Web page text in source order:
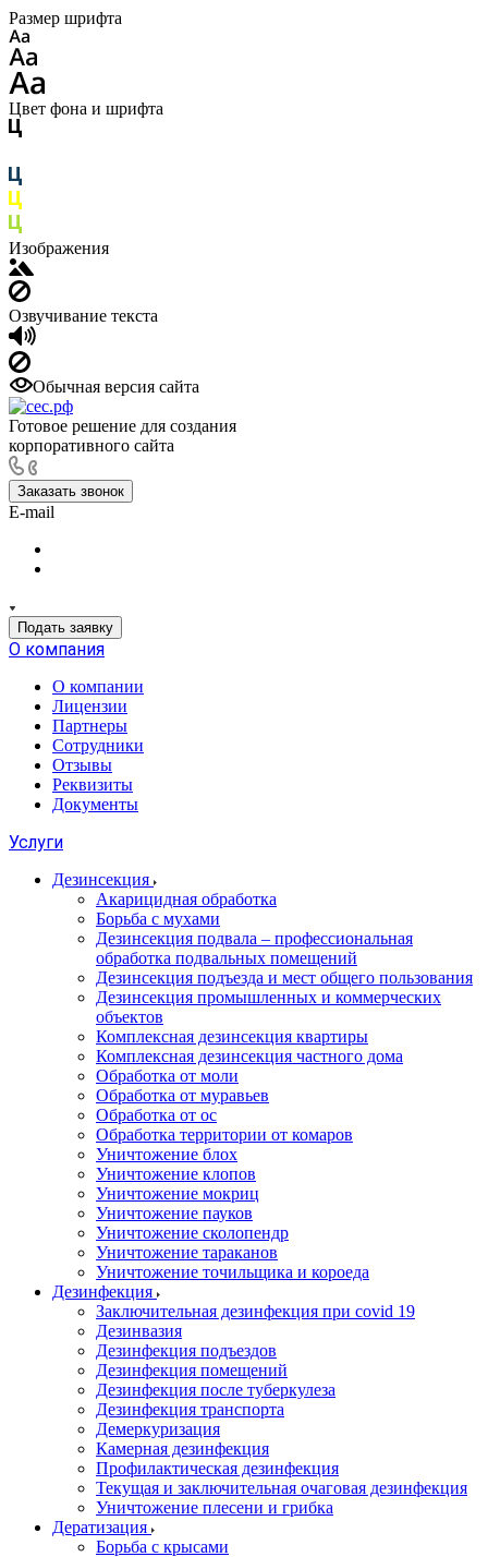
Размер шрифта
Цвет фона и шрифта
Изображения
Озвучивание текста
Обычная версия сайта
Готовое решение для создания
корпоративного сайта
Заказать звонок
E-mail
Подать заявку
О компания
О компании
Лицензии
Партнеры
Сотрудники
Отзывы
Реквизиты
Документы
Услуги
Дезинсекция
Акарицидная обработка
Борьба с мухами
Дезинсекция подвала – профессиональная
обработка подвальных помещений
Дезинсекция подъезда и мест общего пользования
Дезинсекция промышленных и коммерческих
объектов
Комплексная дезинсекция квартиры
Комплексная дезинсекция частного дома
Обработка от моли
Обработка от муравьев
Обработка от ос
Обработка территории от комаров
Уничтожение блох
Уничтожение клопов
Уничтожение мокриц
Уничтожение пауков
Уничтожение сколопендр
Уничтожение тараканов
Уничтожение точильщика и короеда
Дезинфекция
Заключительная дезинфекция при covid 19
Дезинвазия
Дезинфекция подъездов
Дезинфекция помещений
Дезинфекция после туберкулеза
Дезинфекция транспорта
Демеркуризация
Камерная дезинфекция
Профилактическая дезинфекция
Текущая и заключительная очаговая дезинфекция
Уничтожение плесени и грибка
Дератизация
Борьба с крысами